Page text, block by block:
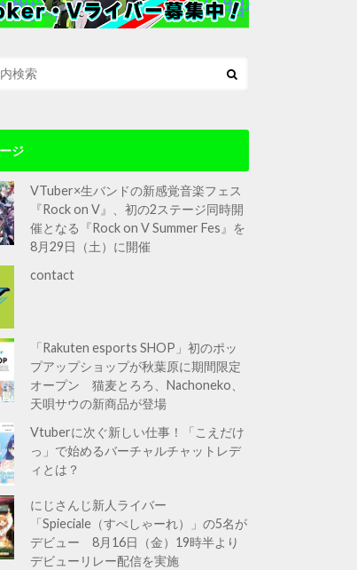
ジ
VTuber×生バンドの新感覚音楽フェス
『Rock on V』、初の2ステージ同時開
催となる『Rock on V Summer Fes』を
8月29日（土）に開催
contact
「Rakuten esports SHOP」初のポッ
プアップショップが秋葉原に期間限定
オープン 猫麦とろろ、Nachoneko、
天唄サウの新商品が登場
Vtuberに次ぐ新しい仕事！「こえだけ
っ」で始めるバーチャルチャットレデ
ィとは？
にじさんじ新人ライバー
「Spieciale（すぺしゃーれ）」の5名が
デビュー 8月16日（金）19時半より
デビューリレー配信を実施